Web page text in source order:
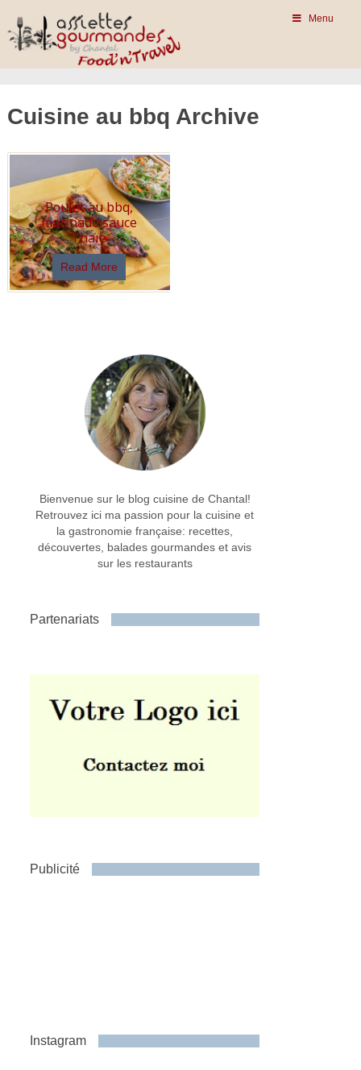
Menu
Cuisine au bbq Archive
Poulet au bbq,
marinade sauce
Thaïe
Read More
Bienvenue sur le blog cuisine de Chantal!
Retrouvez ici ma passion pour la cuisine et
la gastronomie française: recettes,
découvertes, balades gourmandes et avis
sur les restaurants
Partenariats
Publicité
Instagram